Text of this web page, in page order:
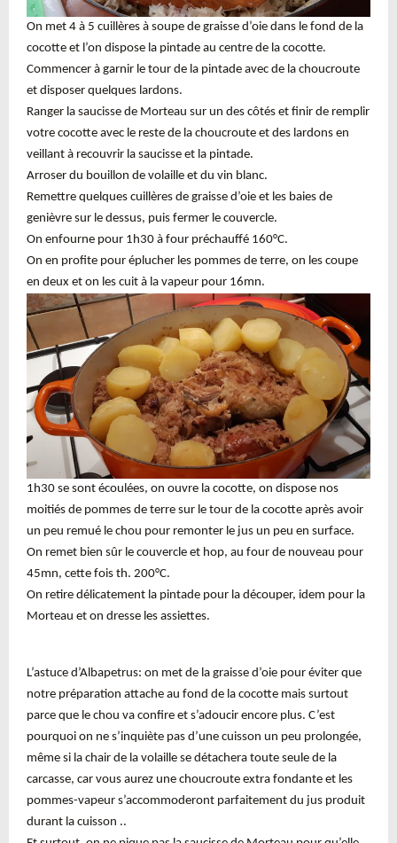
On met 4 à 5 cuillères à soupe de graisse d’oie dans le fond de la
cocotte et l’on dispose la pintade au centre de la cocotte.
Commencer à garnir le tour de la pintade avec de la choucroute
et disposer quelques lardons.
Ranger la saucisse de Morteau sur un des côtés et finir de remplir
votre cocotte avec le reste de la choucroute et des lardons en
veillant à recouvrir la saucisse et la pintade.
Arroser du bouillon de volaille et du vin blanc.
Remettre quelques cuillères de graisse d’oie et les baies de
genièvre sur le dessus, puis fermer le couvercle.
On enfourne pour 1h30 à four préchauffé 160°C.
On en profite pour éplucher les pommes de terre, on les coupe
en deux et on les cuit à la vapeur pour 16mn.
1h30 se sont écoulées, on ouvre la cocotte, on dispose nos
moitiés de pommes de terre sur le tour de la cocotte après avoir
un peu remué le chou pour remonter le jus un peu en surface.
On remet bien sûr le couvercle et hop, au four de nouveau pour
45mn, cette fois th. 200°C.
On retire délicatement la pintade pour la découper, idem pour la
Morteau et on dresse les assiettes.
L’astuce d’Albapetrus: on met de la graisse d’oie pour éviter que
notre préparation attache au fond de la cocotte mais surtout
parce que le chou va confire et s’adoucir encore plus. C’est
pourquoi on ne s’inquiète pas d’une cuisson un peu prolongée,
même si la chair de la volaille se détachera toute seule de la
carcasse, car vous aurez une choucroute extra fondante et les
pommes-vapeur s’accommoderont parfaitement du jus produit
durant la cuisson ..